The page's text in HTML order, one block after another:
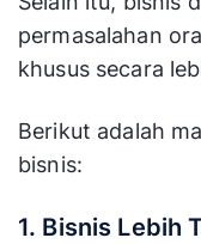
permasalahan
khusus secara
Berikut adalah
bisnis:
1. Bisnis Lebih